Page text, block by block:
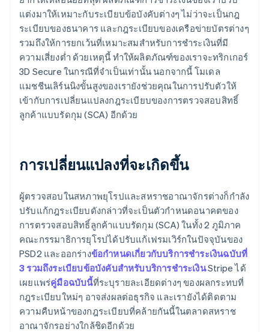
แต่งมาให้เหมาะกับระเบียบข้อบังคับต่างๆ ไม่ว่าจะเป็นกฎ
ระเบียบของธนาคาร และกฎระเบียบของเครือข่ายบัตรต่างๆ
รวมถึงให้การยกเว้นที่เหมาะสมสำหรับการชำระเงินที่มี
ความเสี่ยงต่ำ ด้วยเหตุนี้ ทำให้ผลิตภัณฑ์ของเราจะทริกเกอร์
3D Secure ในกรณีที่จำเป็นเท่านั้น นอกจากนี้ โมเดล
แมชชีนเลิร์นนิงขั้นสูงของเรายังช่วยคุณในการปรับตัวให้
เข้ากับการเปลี่ยนแปลงกฎระเบียบของการตรวจสอบสิทธิ์
ลูกค้าแบบรัดกุม (SCA) อีกด้วย
การเปลี่ยนแปลงที่จะเกิดขึ้น
ผู้ตรวจสอบในสหภาพยุโรปและสหราชอาณาจักรต่างก็กำลัง
ปรับแก้กฎระเบียบดังกล่าวที่จะเป็นตัวกำหนดอนาคตของ
การตรวจสอบสิทธิ์ลูกค้าแบบรัดกุม (SCA) ในทั้ง 2 ภูมิภาค
คณะกรรมาธิการยุโรปได้ปรับแก้เฟรมเวิร์กในปัจจุบันของ
PSD2 และออกร่างข้อกำหนดเกี่ยวกับบริการชำระเงินฉบับที่
3 รวมถึงระเบียบข้อบังคับสำหรับบริการชำระเงินStripe ได้
เผยแพร่คู่มือฉบับนี้ที่ระบุรายละเอียดต่างๆ ของผลกระทบที่
กฎระเบียบใหม่ๆ อาจส่งผลต่อธุรกิจ และเรายังได้ติดตาม
ความคืบหน้าของกฎระเบียบที่คล้ายกันนี้ในตลาดสหราช
อาณาจักรอย่างใกล้ชิดอีกด้วย
ญี่ปุ่น
日本語English
เดนมาร์ก
English
ไทย
English
นอร์เวย์
English
นิวซีแลนด์
English
บราซิล
PortuguêsEnglish
เบลเยียม
NederlandsFrançais DeutschEnglish
โปรตุเกส
PortuguêsEnglish
โปแลนด์
English
ฝรั่งเศส
FrançaisEnglish
ฟินแลนด์
EnglishSvenska
มอลตา